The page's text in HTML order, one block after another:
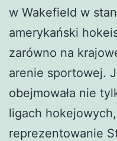
w Wakefield w
amerykański
zarówno na
arenie sportowej.
obejmowała nie
ligach
reprezentowanie